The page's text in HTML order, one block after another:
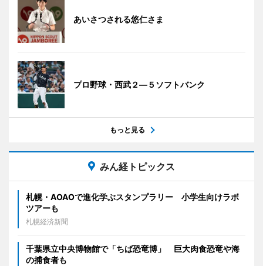
あいさつされる悠仁さま
プロ野球・西武２―５ソフトバンク
もっと見る
みん経トピックス
札幌・AOAOで進化学ぶスタンプラリー 小学生向けラボ
ツアーも
札幌経済新聞
千葉県立中央博物館で「ちば恐竜博」 巨大肉食恐竜や海
の捕食者も